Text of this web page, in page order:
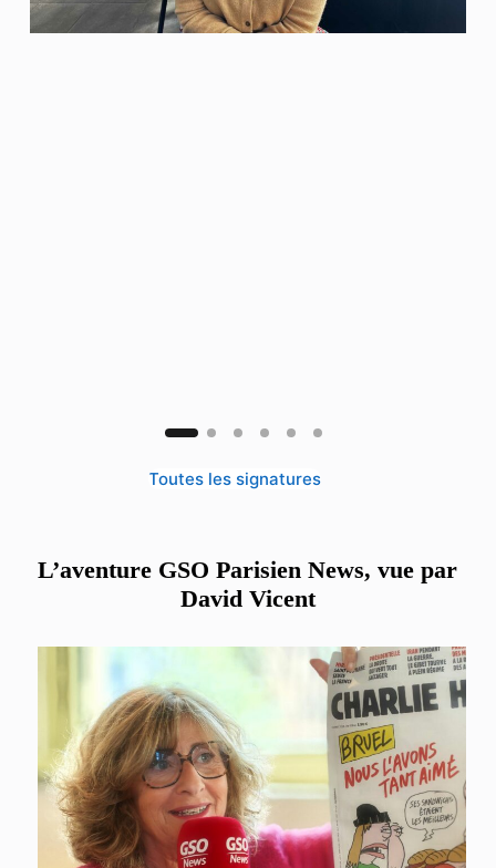
Toutes les signatures
L’aventure GSO Parisien News, vue par
David Vicent